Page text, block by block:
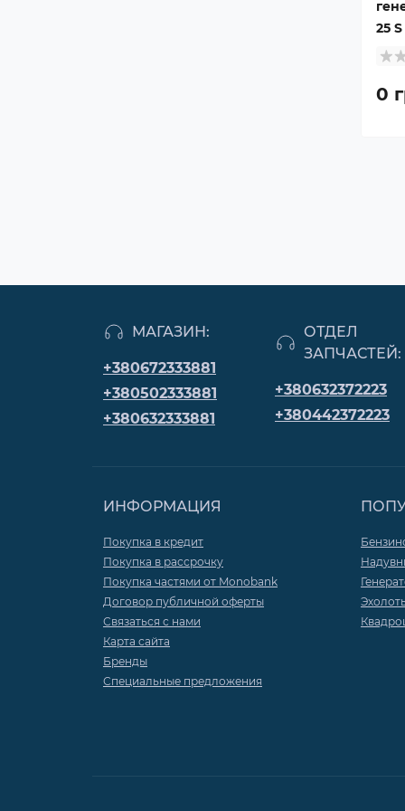
25 S
0
МАГАЗИН:
+380672333881
+380502333881
+380632333881
ОТДЕЛ
ЗАПЧАСТЕЙ:
+380632372223
+380442372223
ИНФОРМАЦИЯ
Покупка в кредит
Покупка в рассрочку
Покупка частями от Monobank
Договор публичной оферты
Связаться с нами
Карта сайта
Бренды
Специальные предложения